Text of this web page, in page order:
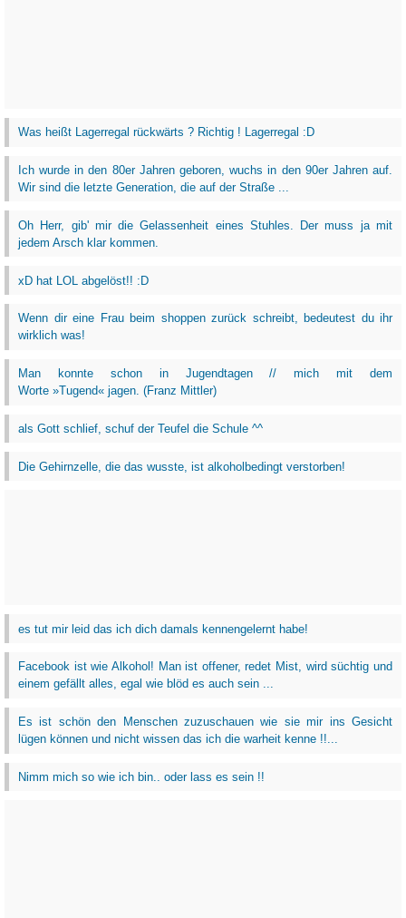
Was heißt Lagerregal rückwärts ? Richtig ! Lagerregal :D
Ich wurde in den 80er Jahren geboren, wuchs in den 90er Jahren auf.
Wir sind die letzte Generation, die auf der Straße ...
Oh Herr, gib' mir die Gelassenheit eines Stuhles. Der muss ja mit
jedem Arsch klar kommen.
xD hat LOL abgelöst!! :D
Wenn dir eine Frau beim shoppen zurück schreibt, bedeutest du ihr
wirklich was!
Man konnte schon in Jugendtagen // mich mit dem
Worte »Tugend« jagen. (Franz Mittler)
als Gott schlief, schuf der Teufel die Schule ^^
Die Gehirnzelle, die das wusste, ist alkoholbedingt verstorben!
es tut mir leid das ich dich damals kennengelernt habe!
Facebook ist wie Alkohol! Man ist offener, redet Mist, wird süchtig und
einem gefällt alles, egal wie blöd es auch sein ...
Es ist schön den Menschen zuzuschauen wie sie mir ins Gesicht
lügen können und nicht wissen das ich die warheit kenne !!...
Nimm mich so wie ich bin.. oder lass es sein !!